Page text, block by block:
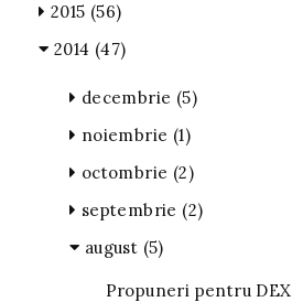
2015 (56)
2014 (47)
decembrie (5)
noiembrie (1)
octombrie (2)
septembrie (2)
august (5)
Propuneri pentru DEX